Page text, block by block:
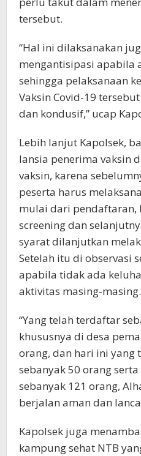
tersebut.
“Hal ini dilaksanakan
mengantisipasi apabila
sehingga pelaksanaan
Vaksin Covid-19
dan kondusif,” ucap
Lebih lanjut Kapolsek,
lansia penerima vaksin
vaksin, karena
peserta harus
mulai dari pendaftaran,
screening dan
syarat dilanjutkan
Setelah itu di observasi
apabila tidak ada
aktivitas masing-masing.
“Yang telah terdaftar
khususnya di desa
orang, dan hari ini yang
sebanyak 50 orang
sebanyak 121 orang,
berjalan aman dan
Kapolsek juga
kampung sehat NTB